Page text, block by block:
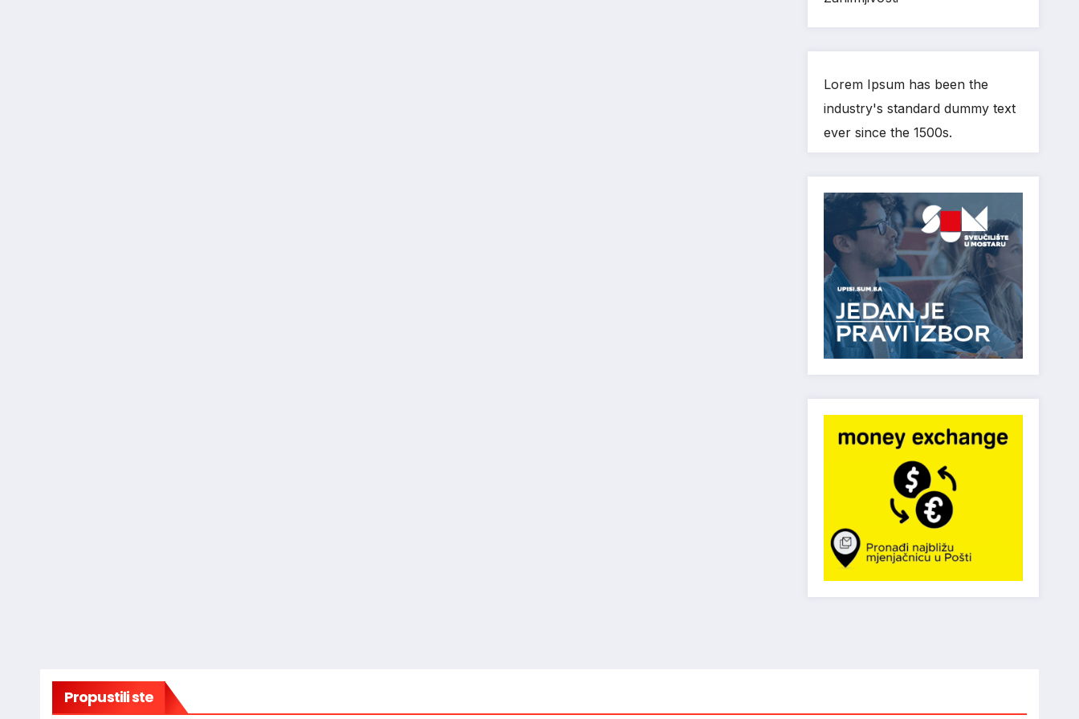
Lorem Ipsum has been the
industry's standard dummy text
ever since the 1500s.
Propustili ste